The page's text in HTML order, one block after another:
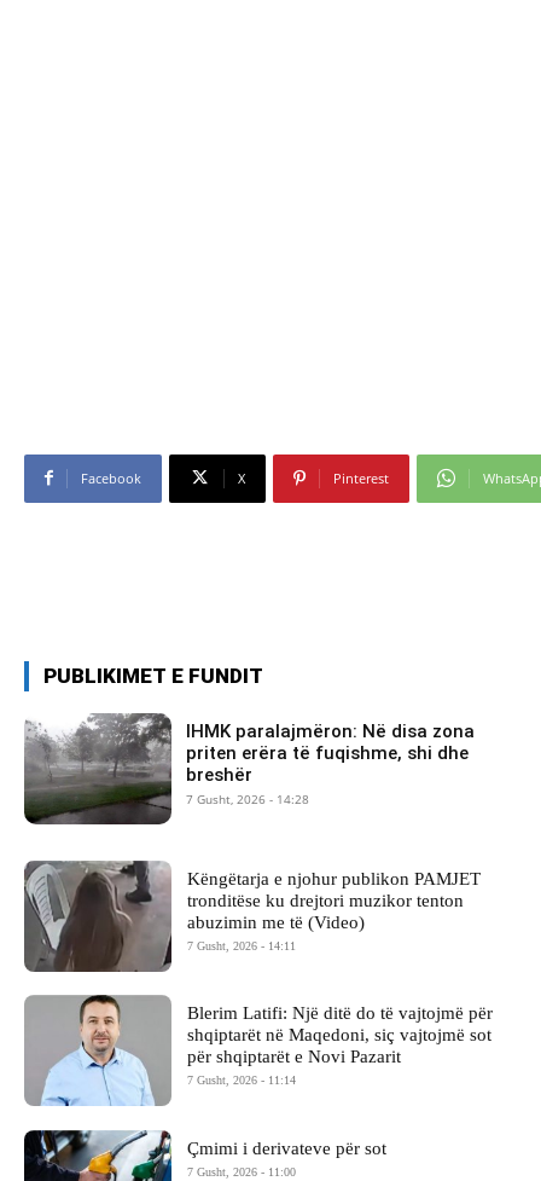
Facebook X Pinterest
PUBLIKIMET E FUNDIT
IHMK paralajmëron: Në disa zona
priten erëra të fuqishme, shi dhe
breshër
7 Gusht, 2026 - 14:28
Këngëtarja e njohur publikon PAMJET
tronditëse ku drejtori muzikor tenton
abuzimin me të (Video)
7 Gusht, 2026 - 14:11
Blerim Latifi: Një ditë do të vajtojmë për
shqiptarët në Maqedoni, siç vajtojmë sot
për shqiptarët e Novi Pazarit
7 Gusht, 2026 - 11:14
Çmimi i derivateve për sot
7 Gusht, 2026 - 11:00